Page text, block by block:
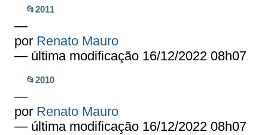
📂2011
—
por Renato Mauro
— última modificação 16/12/2022 08h07
📂2010
—
por Renato Mauro
— última modificação 16/12/2022 08h07